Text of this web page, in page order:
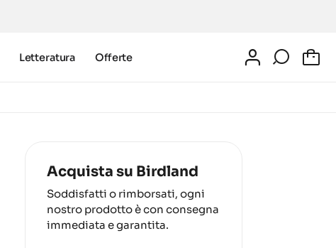
Letteratura Offerte
Acquista su Birdland
Soddisfatti o rimborsati, ogni
nostro prodotto è con consegna
immediata e garantita.